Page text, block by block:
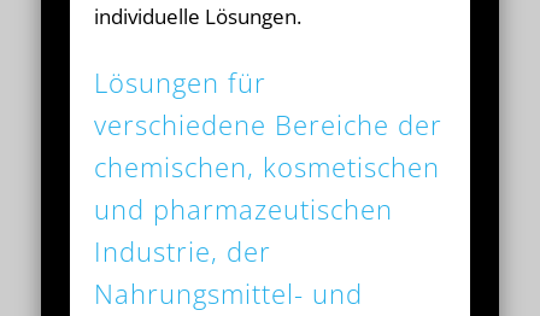
individuelle Lösungen.
Lösungen für
verschiedene Bereiche der
chemischen, kosmetischen
und pharmazeutischen
Industrie, der
Nahrungsmittel- und